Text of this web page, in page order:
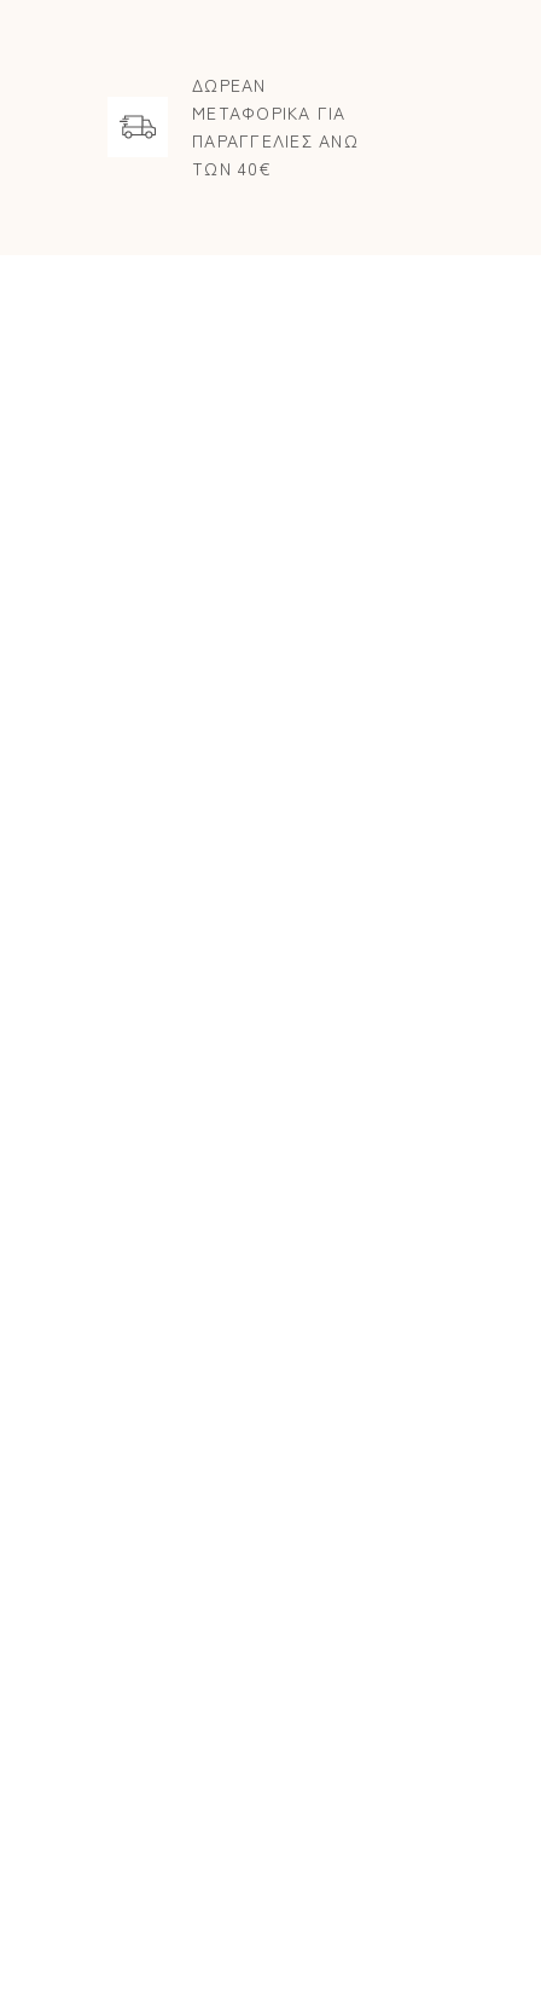
ΔΩΡΕΑΝ
ΜΕΤΑΦΟΡΙΚΑ ΓΙΑ
ΠΑΡΑΓΓΕΛΙΕΣ ΑΝΩ
ΤΩΝ 40€